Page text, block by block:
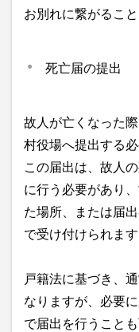
お別れに繋がるこ
死亡届の提出
故人が亡くなった
村役場へ提出する必
この届出は、故人
に行う必要があり
た場所、または届
で受け付けられます
戸籍法に基づき、
なりますが、必要
で届出を行うことも